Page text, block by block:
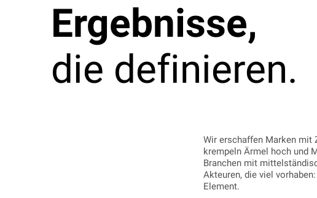
Ergebnisse,
die definieren.
Wir erschaffen Marken mit
krempeln Ärmel hoch und
Branchen mit
Akteuren, die viel
Element.